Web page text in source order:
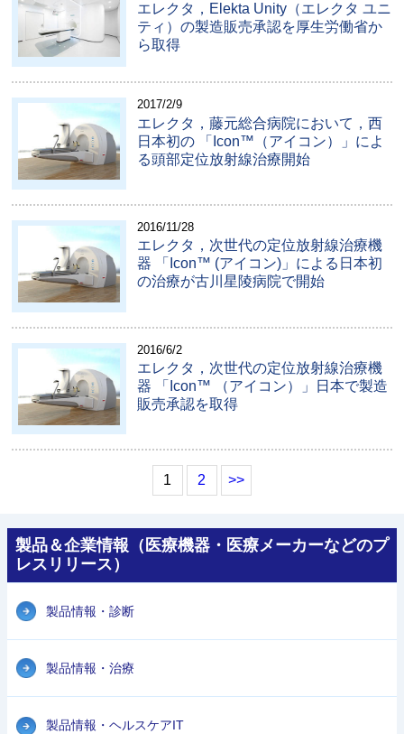
エレクタ，Elekta Unity（エレクタ ユニ
ティ）の製造販売承認を厚生労働省か
ら取得
2017/2/9
エレクタ，藤元総合病院において，西
日本初の 「Icon™（アイコン）」によ
る頭部定位放射線治療開始
2016/11/28
エレクタ，次世代の定位放射線治療機
器 「Icon™ (アイコン)」による日本初
の治療が古川星陵病院で開始
2016/6/2
エレクタ，次世代の定位放射線治療機
器 「Icon™ （アイコン）」日本で製造
販売承認を取得
1 2 >>
製品＆企業情報（医療機器・医療メーカーなどのプ
レスリリース）
製品情報・診断
製品情報・治療
製品情報・ヘルスケアIT